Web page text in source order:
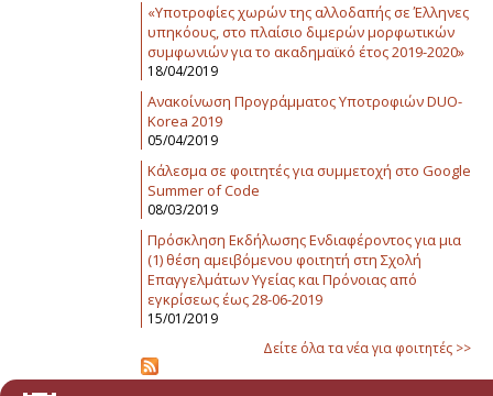
«Υποτροφίες χωρών της αλλοδαπής σε Έλληνες
υπηκόους, στο πλαίσιο διμερών μορφωτικών
συμφωνιών για το ακαδημαϊκό έτος 2019-2020»
18/04/2019
Ανακοίνωση Προγράμματος Υποτροφιών DUO-
Korea 2019
05/04/2019
Κάλεσμα σε φοιτητές για συμμετοχή στο Google
Summer of Code
08/03/2019
Πρόσκληση Εκδήλωσης Ενδιαφέροντος για μια
(1) θέση αμειβόμενου φοιτητή στη Σχολή
Επαγγελμάτων Υγείας και Πρόνοιας από
εγκρίσεως έως 28-06-2019
15/01/2019
Δείτε όλα τα νέα για φοιτητές >>